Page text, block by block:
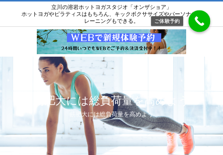
立川の溶岩ホットヨガスタジオ「オンザショア」
ホットヨガやピラティスはもちろん、キックボクササイズやパーソナルト
レーニングもできる。
筋肥大には総負荷量を高めよう
筋肥大には総負荷量を高めよう
ご体験予約